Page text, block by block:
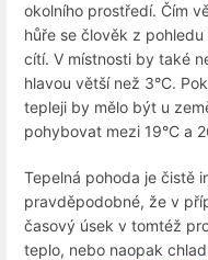
okolního prostředí. Čím
hůře se člověk z
cítí. V místnosti by také
hlavou větší než 3°C.
tepleji by mělo být u
pohybovat mezi 19°C a
Tepelná pohoda je čistě
pravděpodobné, že v
časový úsek v tomtéž
teplo, nebo naopak